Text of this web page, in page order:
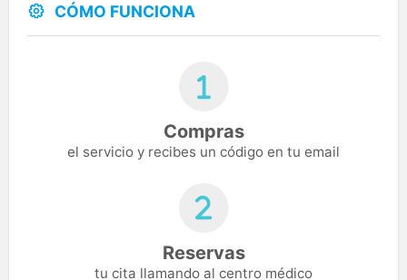
CÓMO FUNCIONA
Compras
el servicio y recibes un código en tu email
Reservas
tu cita llamando al centro médico